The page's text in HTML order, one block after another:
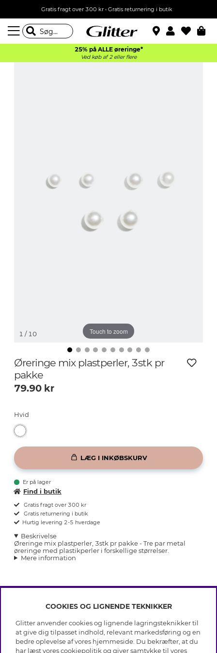
Gratis fragt over 300 kr • Gratis returnering i butik
25% på ALLE øreringe*
Ved køb af 2 eller flere
Touch to zoom
1 / 10
Øreringe mix plastperler, 3stk pr
pakke
79.90 kr
Hvid
LÆG I INKØBSKURV
Er på lager
Find i butik
Gratis fragt over 300 kr
Gratis returnering i butik
Hurtig levering 2-5 hverdage
Beskrivelse
Øreringe mix plastperler, 3stk pr pakke - Tre par metal
øreringe med plastikperler i forskellige størrelser.
Mere information
INFO
Betingelser
Databeskyttelsespolitik
Cookies
OM GLITTER
COOKIES OG LIGNENDE TEKNIKKER
Glitter anvender cookies og lignende lagringsteknikker til
at give dig tilpasset indhold, relevant markedsføring og en
bedre oplevelse af vores hjemmeside. Du bekræfter, at du
har læst vores cookiepolitik og giver samtykke til vores